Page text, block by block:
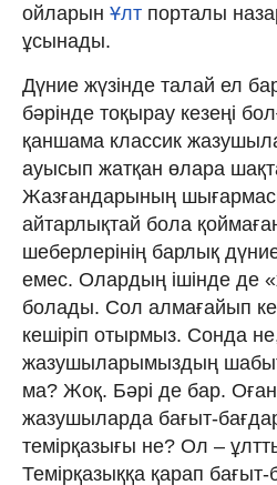
ойларын Ұлт порталы
ұсынады.
Дүние жүзiнде талай ел
бəрiнде тоқырау кезеңi
қаншама классик
ауысып жатқан өлара
Жазғандарының
айтарлықтай бола
шеберлерiнiң барлық
емес. Олардың iшiнде де
болады. Сол алмағайып
кешiрiп отырмыз. Сонда
жазушыларымыздың
ма? Жоқ. Бəрi де бар.
жазушыларда бағыт-
темiрқазығы не? Ол –
Темiрқазыққа қарап бағыт-